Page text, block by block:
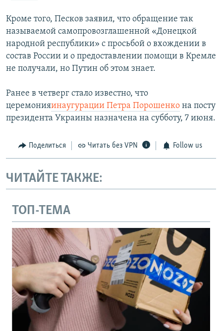
Кроме того, Песков заявил, что обращение так
называемой самопровозглашенной «Донецкой
народной республики» с просьбой о вхождении в
состав России и о предоставлении помощи в Кремле
не получали, но Путин об этом знает.
Ранее в четверг стало известно, что
церемонияинаугурации Петра Порошенко на посту
президента Украины назначена на субботу, 7 июня.
Поделиться Читать без VPN Follow us
ЧИТАЙТЕ ТАКЖЕ:
ТОП-ТЕМА